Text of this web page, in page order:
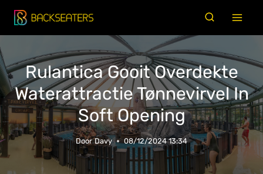
Doorgaan
naar
Rulantica Gooit Overdekte
Waterattractie Tønnevirvel In
Soft Opening
Door Davy 08/12/2024 13:34